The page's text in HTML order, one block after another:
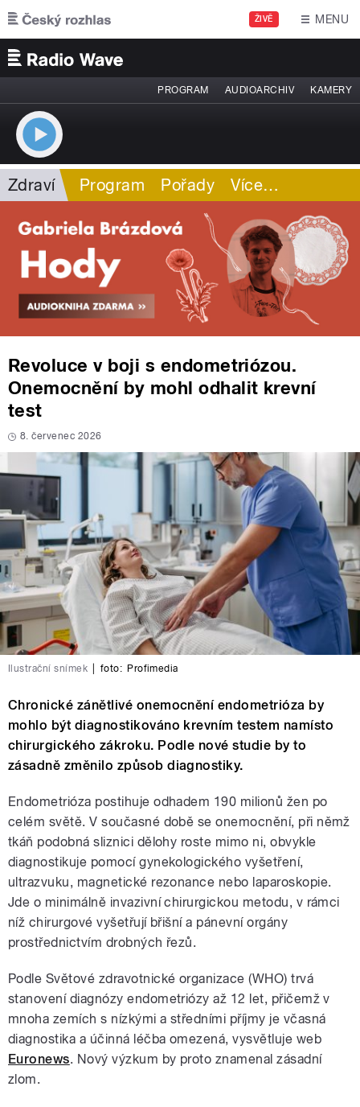
Přejít k hlavnímu obsahu
ŽIVĚ MENU
PROGRAM AUDIOARCHIV KAMERY
Zdraví Program Pořady Více…
Revoluce v boji s endometriózou.
Onemocnění by mohl odhalit krevní
test
8. červenec 2026
Ilustrační snímek foto: Profimedia
Chronické zánětlivé onemocnění endometrióza by
mohlo být diagnostikováno krevním testem namísto
chirurgického zákroku. Podle nové studie by to
zásadně změnilo způsob diagnostiky.
Endometrióza postihuje odhadem 190 milionů žen po
celém světě. V současné době se onemocnění, při němž
tkáň podobná sliznici dělohy roste mimo ni, obvykle
diagnostikuje pomocí gynekologického vyšetření,
ultrazvuku, magnetické rezonance nebo laparoskopie.
Jde o minimálně invazivní chirurgickou metodu, v rámci
níž chirurgové vyšetřují břišní a pánevní orgány
prostřednictvím drobných řezů.
Podle Světové zdravotnické organizace (WHO) trvá
stanovení diagnózy endometriózy až 12 let, přičemž v
mnoha zemích s nízkými a středními příjmy je včasná
diagnostika a účinná léčba omezená, vysvětluje web
Euronews. Nový výzkum by proto znamenal zásadní
zlom.